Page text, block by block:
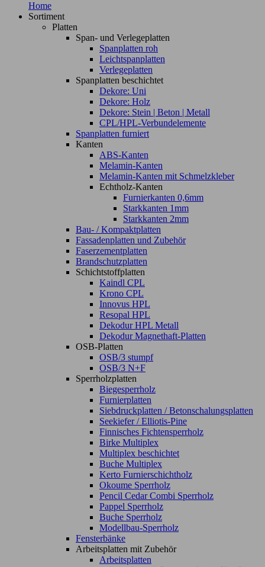
Home
Sortiment
Platten
Span- und Verlegeplatten
Spanplatten roh
Leichtspanplatten
Verlegeplatten
Spanplatten beschichtet
Dekore: Uni
Dekore: Holz
Dekore: Stein | Beton | Metall
CPL/HPL-Verbundelemente
Spanplatten furniert
Kanten
ABS-Kanten
Melamin-Kanten
Melamin-Kanten mit Schmelzkleber
Echtholz-Kanten
Furnierkanten 0,6mm
Starkkanten 1mm
Starkkanten 2mm
Bau- / Kompaktplatten
Fassadenplatten und Zubehör
Faserzementplatten
Brandschutzplatten
Schichtstoffplatten
Kaindl CPL
Krono CPL
Innovus HPL
Resopal HPL
Dekodur HPL Metall
Dekodur Magnethaft-Platten
OSB-Platten
OSB/3 stumpf
OSB/3 N+F
Sperrholzplatten
Biegesperrholz
Furnierplatten
Siebdruckplatten / Betonschalungsplatten
Seekiefer / Elliotis-Pine
Finnisches Fichtensperrholz
Birke Multiplex
Multiplex beschichtet
Buche Multiplex
Kerto Furnierschichtholz
Okoume Sperrholz
Pencil Cedar Combi Sperrholz
Pappel Sperrholz
Buche Sperrholz
Modellbau-Sperrholz
Fensterbänke
Arbeitsplatten mit Zubehör
Arbeitsplatten